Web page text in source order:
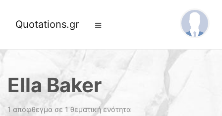
Quotations.gr
Ella Baker
1 απόφθεγμα σε 1 θεματική ενότητα